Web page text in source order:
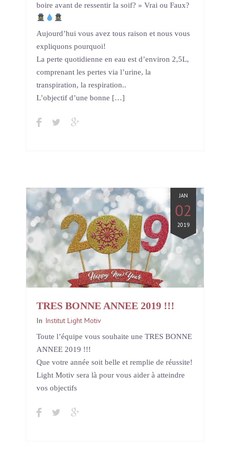
boire avant de ressentir la soif? » Vrai ou Faux?
Aujourd’hui vous avez tous raison et nous vous
expliquons pourquoi!
La perte quotidienne en eau est d’environ 2,5L,
comprenant les pertes via l’urine, la
transpiration, la respiration..
L’objectif d’une bonne […]
JAN
02
2019
TRES BONNE ANNEE 2019 !!!
In Institut Light Motiv
Toute l’équipe vous souhaite une TRES BONNE
ANNEE 2019 !!!
Que votre année soit belle et remplie de réussite!
Light Motiv sera là pour vous aider à atteindre
vos objectifs